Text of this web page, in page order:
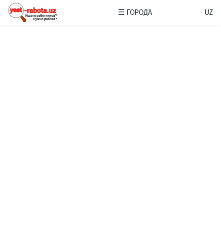
☰ ГОРОДА UZ